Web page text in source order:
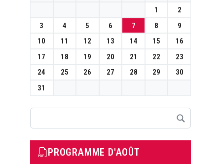
1
2
3
4 5 6 7 8
9
10
11 12 13 14 15
16
17
18 19 20 21 22
23
24
25 26 27 28 29
30
31
PROGRAMME D'AOÛT